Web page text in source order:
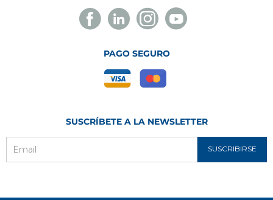
Facebook
Novelec
Linkedin
Novelec
Instagram
Novelec
Youtube
Novelec
PAGO SEGURO
SUSCRÍBETE A LA NEWSLETTER
SUSCRIBIRSE